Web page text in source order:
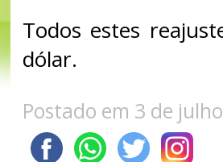
Todos estes
dólar.
Postado em 3 de